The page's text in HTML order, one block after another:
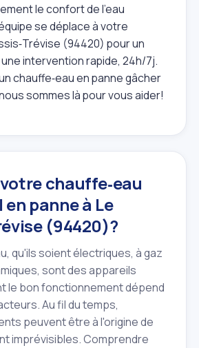
le confort de l'eau
se déplace à votre
(94420) pour un
intervention rapide, 24h/7j.
chauffe‑eau en panne gâcher
sommes là pour vous aider!
chauffe‑eau
en panne à Le
(94420)?
qu'ils soient électriques, à gaz
sont des appareils
le bon fonctionnement dépend
Au fil du temps,
peuvent être à l'origine de
imprévisibles. Comprendre